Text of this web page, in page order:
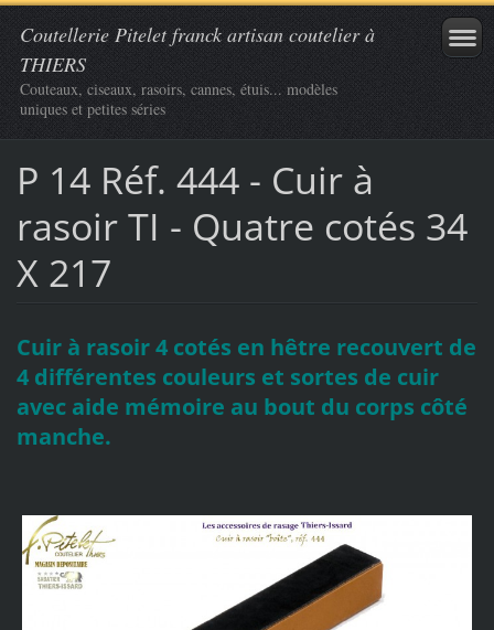
Coutellerie Pitelet franck artisan coutelier à
THIERS
Couteaux, ciseaux, rasoirs, cannes, étuis... modèles
uniques et petites séries
P 14 Réf. 444 - Cuir à
rasoir TI - Quatre cotés 34
X 217
Cuir à rasoir 4 cotés en hêtre recouvert de
4 différentes couleurs et sortes de cuir
avec aide mémoire au bout du corps côté
manche.